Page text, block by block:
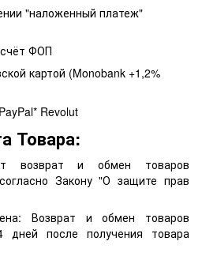
"наложенный платеж"
ФОП
картой (Monobank +1,2%
Revolut
Товара:
возврат и обмен товаров
Закону "О защите прав
Возврат и обмен товаров
после получения товара